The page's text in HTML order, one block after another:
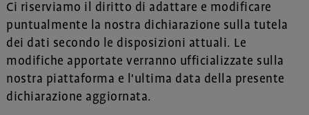
Ci riserviamo il diritto di adattare e modificare
puntualmente la nostra dichiarazione sulla tutela
dei dati secondo le disposizioni attuali. Le
modifiche apportate verranno ufficializzate sulla
nostra piattaforma e l'ultima data della presente
dichiarazione aggiornata.